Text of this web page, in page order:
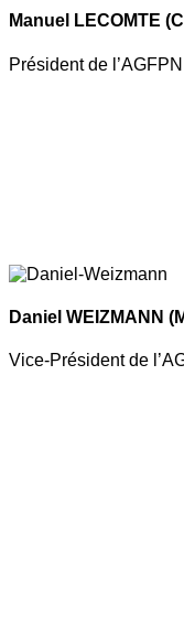
Manuel LECOMTE
Président de l’AGFPN
Daniel WEIZMANN
Vice-Président de